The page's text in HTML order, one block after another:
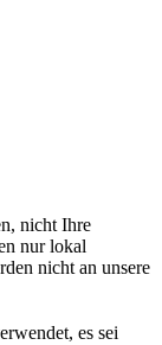
nicht Ihre
nur lokal
nicht an unsere
es sei